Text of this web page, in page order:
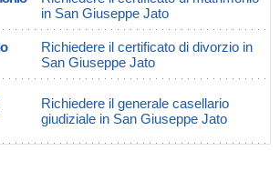
in San Giuseppe Jato
Richiedere il certificato di divorzio in
San Giuseppe Jato
Richiedere il generale casellario
giudiziale in San Giuseppe Jato